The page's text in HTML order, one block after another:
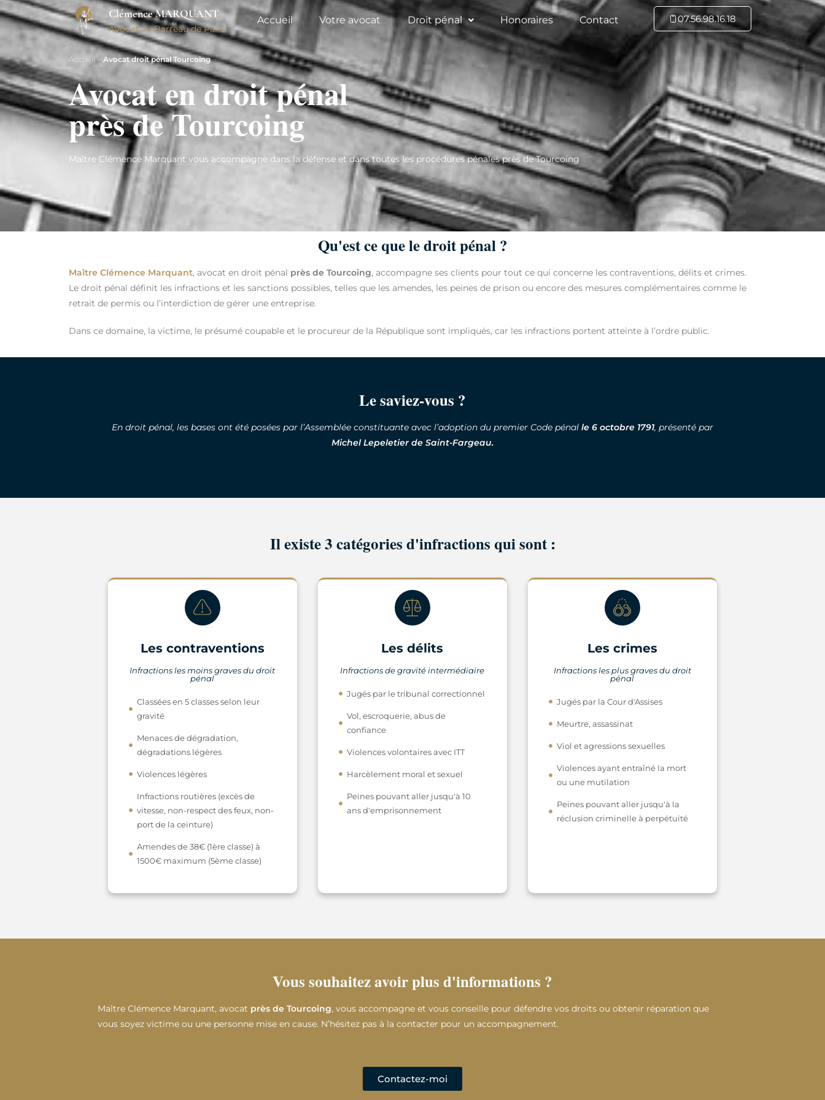
Clémence MARQUANT
Avocat au Barreau de Paris
Accueil Votre avocat Droit pénal Honoraires Contact 07.56.98.16.18
Accueil> Avocat droit pénal Tourcoing
Avocat en droit pénal
près de Tourcoing
Maître Clémence Marquant vous accompagne dans la défense et dans toutes les procédures pénales près de Tourcoing
Qu'est ce que le droit pénal ?
Maître Clémence Marquant, avocat en droit pénal près de Tourcoing, accompagne ses clients pour tout ce qui concerne les contraventions, délits et crimes.
Le droit pénal définit les infractions et les sanctions possibles, telles que les amendes, les peines de prison ou encore des mesures complémentaires comme le
retrait de permis ou l’interdiction de gérer une entreprise.
Dans ce domaine, la victime, le présumé coupable et le procureur de la République sont impliqués, car les infractions portent atteinte à l’ordre public.
Le saviez-vous ?
En droit pénal, les bases ont été posées par l’Assemblée constituante avec l’adoption du premier Code pénal le 6 octobre 1791, présenté par
Michel Lepeletier de Saint-Fargeau.
Il existe 3 catégories d'infractions qui sont :
Les contraventions
Infractions les moins graves du droit
pénal
Classées en 5 classes selon leur
gravité
Menaces de dégradation,
dégradations légères
Violences légères
Infractions routières (excès de
vitesse, non-respect des feux, non-
port de la ceinture)
Amendes de 38€ (1ère classe) à
1500€ maximum (5ème classe)
Les délits
Infractions de gravité intermédiaire
Jugés par le tribunal correctionnel
Vol, escroquerie, abus de
confiance
Violences volontaires avec ITT
Harcèlement moral et sexuel
Peines pouvant aller jusqu'à 10
ans d'emprisonnement
Les crimes
Infractions les plus graves du droit
pénal
Jugés par la Cour d'Assises
Meurtre, assassinat
Viol et agressions sexuelles
Violences ayant entraîné la mort
ou une mutilation
Peines pouvant aller jusqu'à la
réclusion criminelle à perpétuité
Vous souhaitez avoir plus d'informations ?
Maître Clémence Marquant, avocat près de Tourcoing, vous accompagne et vous conseille pour défendre vos droits ou obtenir réparation que
vous soyez victime ou une personne mise en cause. N’hésitez pas à la contacter pour un accompagnement.
Contactez-moi